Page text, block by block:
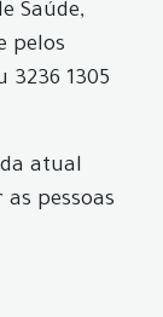
Saúde,
pelos
3236 1305
atual
pessoas